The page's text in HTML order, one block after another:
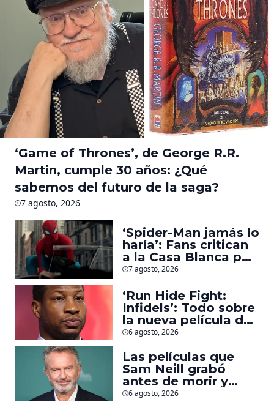
‘Game of Thrones’, de George R.R.
Martin, cumple 30 años: ¿Qué
sabemos del futuro de la saga?
7 agosto, 2026
‘Spider-Man jamás lo
haría’: Fans critican
a la Casa Blanca por
usar al héroe para
deportaciones
7 agosto, 2026
‘Run Hide Fight:
Infidels’: Todo sobre
la nueva película de
Jonathan Majors en
islamistas radicales
6 agosto, 2026
Las películas que
Sam Neill grabó
antes de morir y
llegarán pronto a
6 agosto, 2026